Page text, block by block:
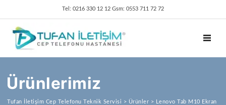
Tel: 0216 330 12 12 Gsm: 0553 711 72 72
Ürünlerimiz
Tufan İletişim Cep Telefonu Teknik Servisi > Ürünler >
Lenovo Tab M10 Ekran